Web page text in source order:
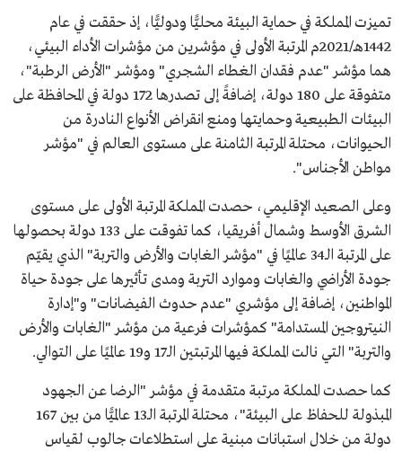
تميزت المملكة في حماية البيئة محليًّا ودوليًّا، إذ حققت في عام
1442هـ/2021م المرتبة الأولى في مؤشرين من مؤشرات الأداء البيئي،
هما مؤشر "عدم فقدان الغطاء الشجري" ومؤشر "الأرض الرطبة"،
متفوقة على 180 دولة، إضافةً إلى تصدرها 172 دولة في المحافظة على
البيئات الطبيعية وحمايتها ومنع انقراض الأنواع النادرة من
الحيوانات، محتلة المرتبة الثامنة على مستوى العالم في "مؤشر
مواطن الأجناس".
وعلى الصعيد الإقليمي، حصدت المملكة المرتبة الأولى على مستوى
الشرق الأوسط وشمال أفريقيا، كما تفوقت على 133 دولة بحصولها
على المرتبة الـ34 عالميًا في "مؤشر الغابات والأرض والتربة" الذي يقيّم
جودة الأراضي والغابات وموارد التربة ومدى تأثيرها على جودة حياة
المواطنين، إضافة إلى مؤشري "عدم حدوث الفيضانات" و"إدارة
النيتروجين المستدامة" كمؤشرات فرعية من مؤشر "الغابات والأرض
والتربة" التي نالت المملكة فيها المرتبتين الـ17 و19 عالميًا على التوالي.
كما حصدت المملكة مرتبة متقدمة في مؤشر "الرضا عن الجهود
المبذولة للحفاظ على البيئة"، محتلة المرتبة الـ13 عالميًّا من بين 167
دولة من خلال استبانات مبنية على استطلاعات جالوب لقياس